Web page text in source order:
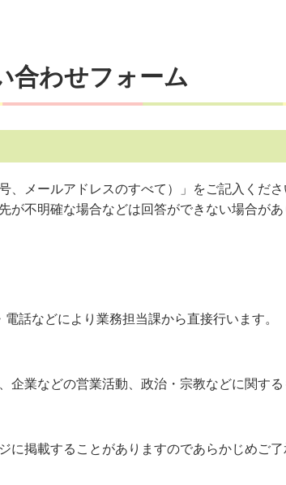
合わせフォーム
メールアドレスのすべて）」をご記入くださ
が不明確な場合などは回答ができない場合が
話などにより業務担当課から直接行います。
業などの営業活動、政治・宗教などに関する
に掲載することがありますのであらかじめご